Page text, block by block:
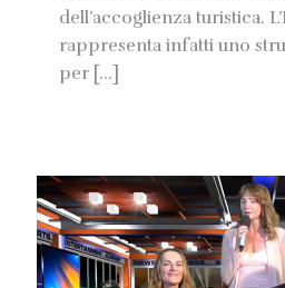
dell’accoglienza turistica.
rappresenta infatti uno
per […]